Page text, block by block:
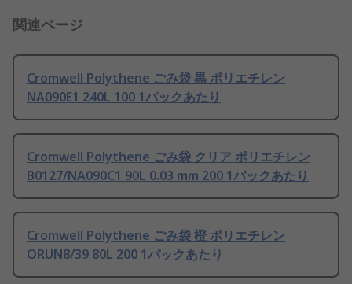
関連ページ
Cromwell Polythene ごみ袋 黒 ポリエチレン
NA090E1 240L 100 1パックあたり
Cromwell Polythene ごみ袋 クリア ポリエチレン
B0127/NA090C1 90L 0.03 mm 200 1パックあたり
Cromwell Polythene ごみ袋 橙 ポリエチレン
ORUN8/39 80L 200 1パックあたり